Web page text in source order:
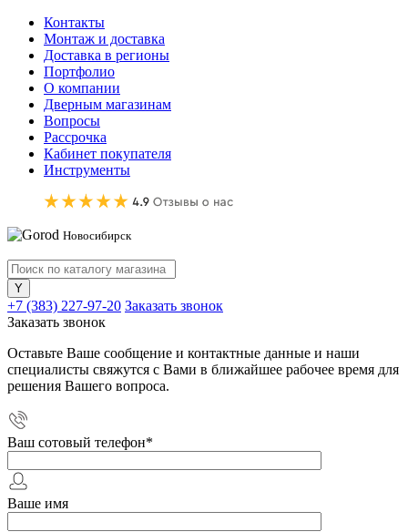
Контакты
Монтаж и доставка
Доставка в регионы
Портфолио
О компании
Дверным магазинам
Вопросы
Рассрочка
Кабинет покупателя
Инструменты
Новосибирск
+7 (383) 227-97-20 Заказать звонок
Заказать звонок
Оставьте Ваше сообщение и контактные данные и наши
специалисты свяжутся с Вами в ближайшее рабочее время для
решения Вашего вопроса.
Ваш сотовый телефон*
Ваше имя